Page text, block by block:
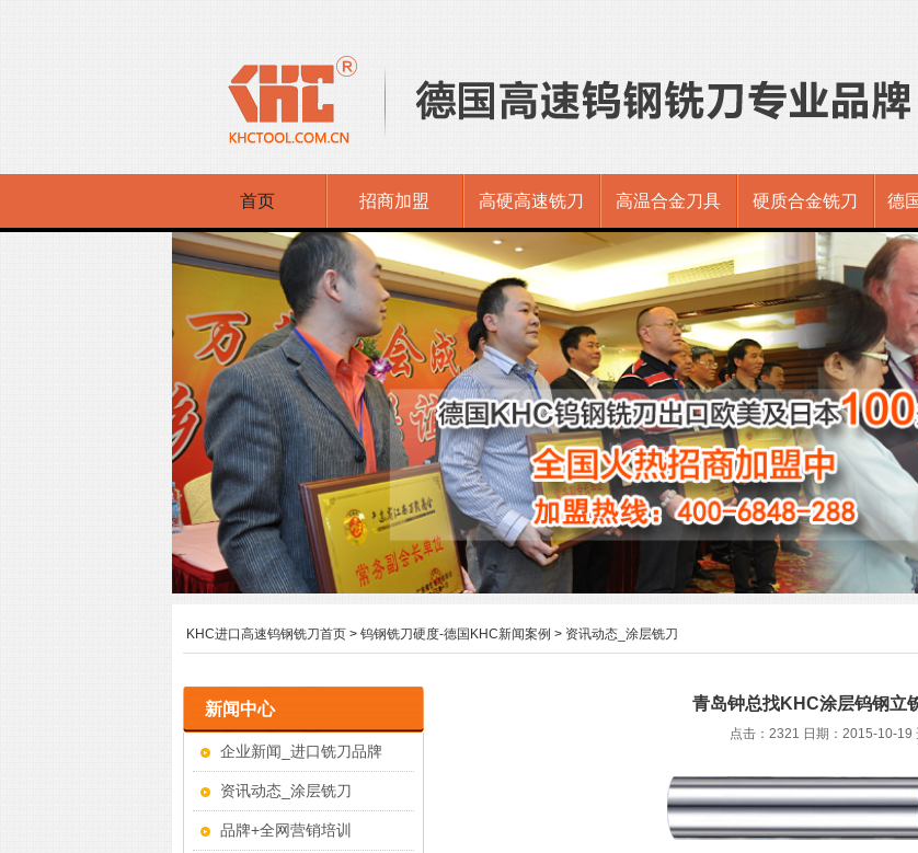
首页 招商加盟 高硬高速铣刀 高温合金刀具 硬质合金铣刀 德
KHC进口高速钨钢铣刀首页 > 钨钢铣刀硬度-德国KHC新闻案例 > 资讯动态_涂层铣刀
青岛钟总找KHC涂层钨钢立
点击：2321 日期：2015-10-19
新闻中心
企业新闻_进口铣刀品牌
资讯动态_涂层铣刀
品牌+全网营销培训